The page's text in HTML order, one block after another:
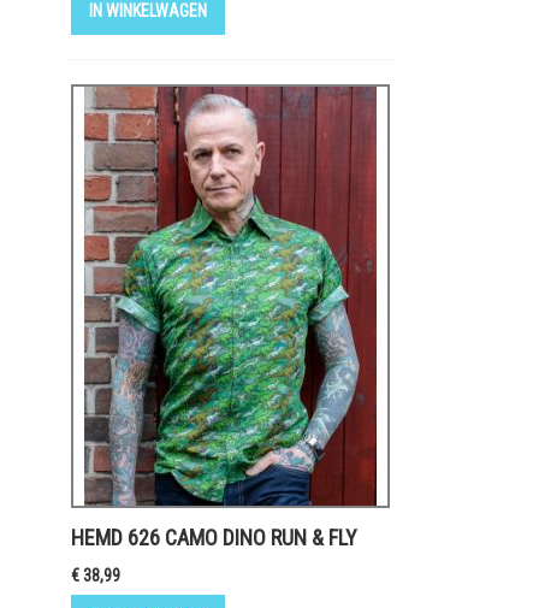
IN WINKELWAGEN
HEMD 626 CAMO DINO RUN & FLY
€ 38,99